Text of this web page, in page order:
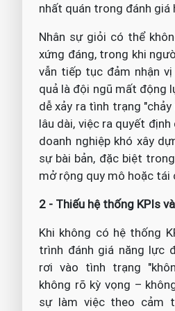
nhất quán trong đánh giá
Nhân sự giỏi có thể
xứng đáng, trong khi
vẫn tiếp tục đảm nhận
quả là đội ngũ mất động
dễ xảy ra tình trạng
lâu dài, việc ra quyết
doanh nghiệp khó xây
sự bài bản, đặc biệt
mở rộng quy mô hoặc tái
2 - Thiếu hệ thống KPIs
Khi không có hệ thống
trình đánh giá năng lực
rơi vào tình trạng
không rõ kỳ vọng –
sự làm việc theo cảm